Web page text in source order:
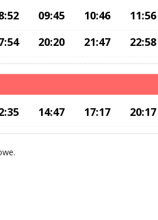
09:45 10:46 11:56
20:20 21:47 22:58
14:47 17:17 20:17